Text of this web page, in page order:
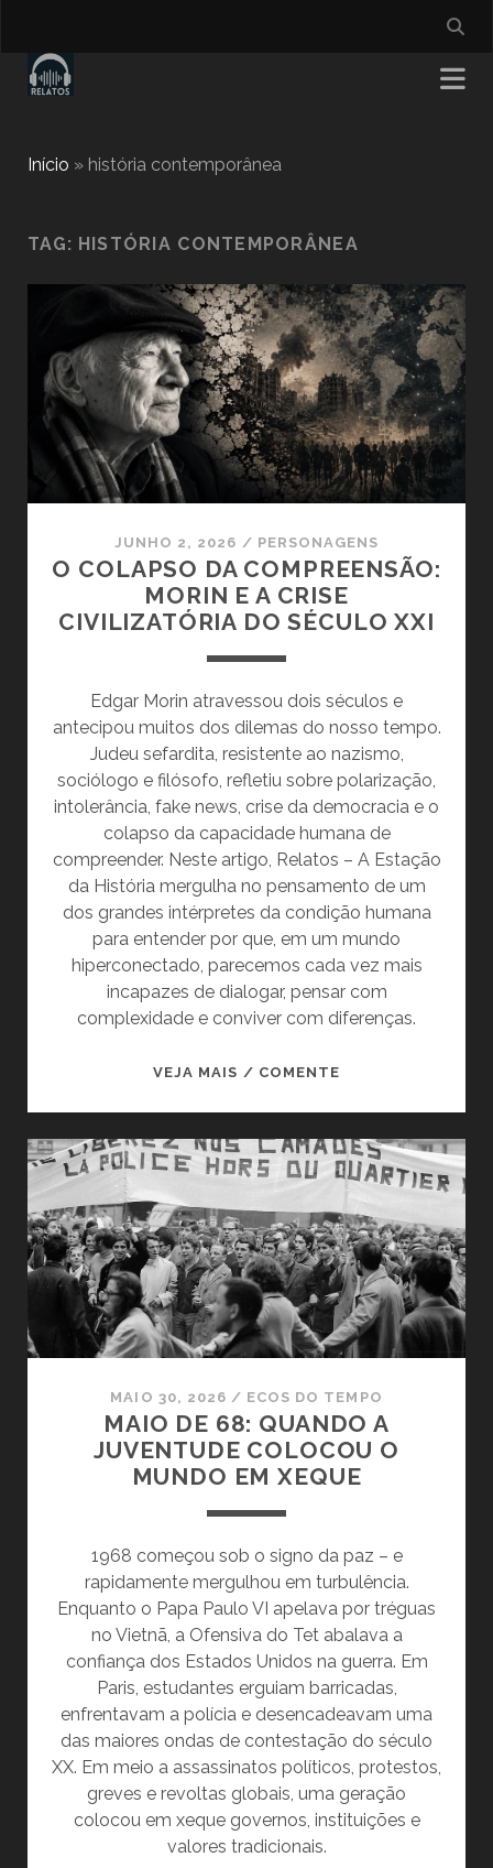
Início » história contemporânea
TAG: HISTÓRIA CONTEMPORÂNEA
JUNHO 2, 2026 / PERSONAGENS
O COLAPSO DA COMPREENSÃO:
MORIN E A CRISE
CIVILIZATÓRIA DO SÉCULO XXI
Edgar Morin atravessou dois séculos e
antecipou muitos dos dilemas do nosso tempo.
Judeu sefardita, resistente ao nazismo,
sociólogo e filósofo, refletiu sobre polarização,
intolerância, fake news, crise da democracia e o
colapso da capacidade humana de
compreender. Neste artigo, Relatos – A Estação
da História mergulha no pensamento de um
dos grandes intérpretes da condição humana
para entender por que, em um mundo
hiperconectado, parecemos cada vez mais
incapazes de dialogar, pensar com
complexidade e conviver com diferenças.
VEJA MAIS / COMENTEO
COMPREENSÃO:
MORIN
A
CRISE
CIVILIZATÓRIA
DO
SÉCULO
XXI
MAIO 30, 2026 / ECOS DO TEMPO
MAIO DE 68: QUANDO A
JUVENTUDE COLOCOU O
MUNDO EM XEQUE
1968 começou sob o signo da paz – e
rapidamente mergulhou em turbulência.
Enquanto o Papa Paulo VI apelava por tréguas
no Vietnã, a Ofensiva do Tet abalava a
confiança dos Estados Unidos na guerra. Em
Paris, estudantes erguiam barricadas,
enfrentavam a polícia e desencadeavam uma
das maiores ondas de contestação do século
XX. Em meio a assassinatos políticos, protestos,
greves e revoltas globais, uma geração
colocou em xeque governos, instituições e
valores tradicionais.